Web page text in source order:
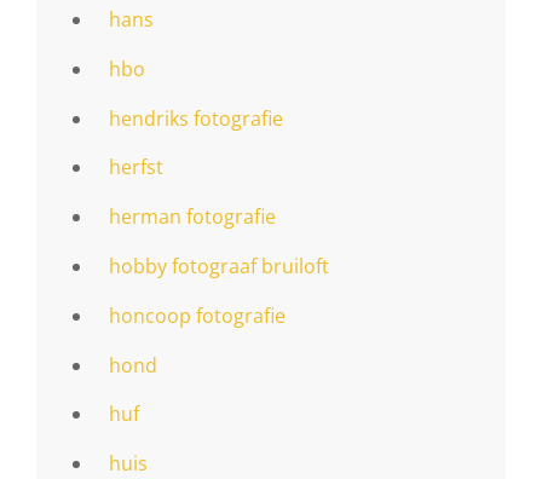
hans
hbo
hendriks fotografie
herfst
herman fotografie
hobby fotograaf bruiloft
honcoop fotografie
hond
huf
huis